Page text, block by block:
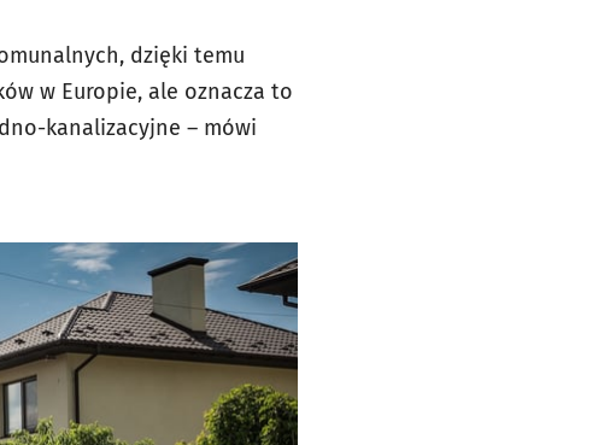
dzięki temu
w Europie, ale oznacza to
kanalizacyjne – mówi